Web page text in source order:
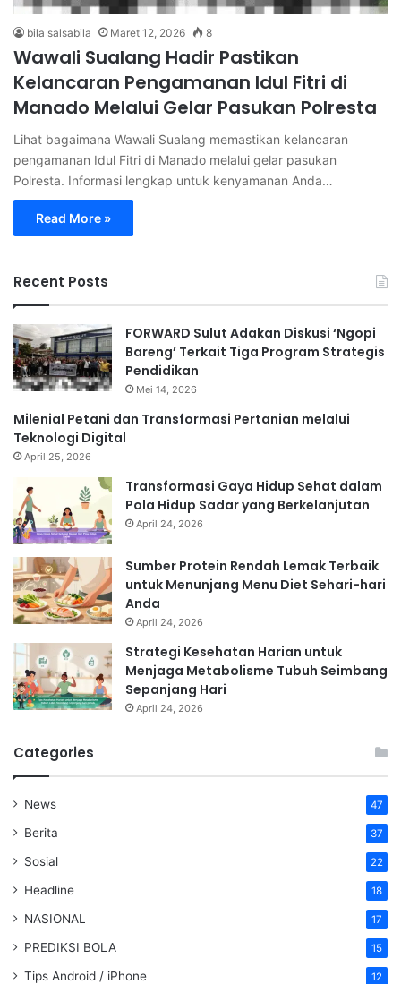
bila salsabila Maret 12, 2026 8
Wawali Sualang Hadir Pastikan
Kelancaran Pengamanan Idul Fitri di
Manado Melalui Gelar Pasukan Polresta
Lihat bagaimana Wawali Sualang memastikan kelancaran
pengamanan Idul Fitri di Manado melalui gelar pasukan
Polresta. Informasi lengkap untuk kenyamanan Anda…
Read More »
Recent Posts
FORWARD Sulut Adakan Diskusi ‘Ngopi
Bareng’ Terkait Tiga Program Strategis
Pendidikan
Mei 14, 2026
Milenial Petani dan Transformasi Pertanian melalui
Teknologi Digital
April 25, 2026
Transformasi Gaya Hidup Sehat dalam
Pola Hidup Sadar yang Berkelanjutan
April 24, 2026
Sumber Protein Rendah Lemak Terbaik
untuk Menunjang Menu Diet Sehari-hari
Anda
April 24, 2026
Strategi Kesehatan Harian untuk
Menjaga Metabolisme Tubuh Seimbang
Sepanjang Hari
April 24, 2026
Categories
News 47
Berita 37
Sosial 22
Headline 18
NASIONAL 17
PREDIKSI BOLA 15
Tips Android / iPhone 12